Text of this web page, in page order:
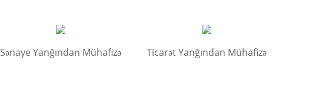
Sənaye Yanğından Mühafizə Ticarət Yanğından Mühafizə